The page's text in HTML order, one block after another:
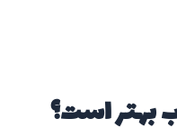
بهتر است؟